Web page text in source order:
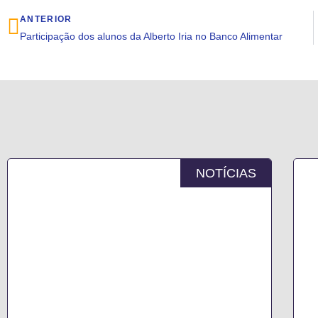
ANTERIOR
Participação dos alunos da Alberto Iria no Banco Alimentar
NOTÍCIAS